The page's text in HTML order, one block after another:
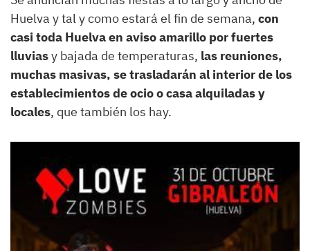
Huelva y tal y como estará el fin de semana, con
casi toda Huelva en aviso amarillo por fuertes
lluviasy bajada de temperaturas, las reuniones,
muchas masivas, se trasladarán al interior de los
establecimientos de ocio o casa alquiladas y
locales, que también los hay.